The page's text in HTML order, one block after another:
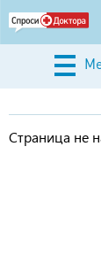
Страница не